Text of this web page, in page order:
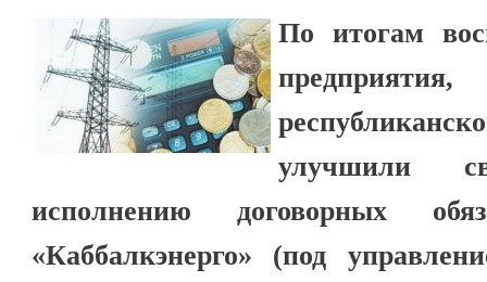
По итогам
улучшили
исполнению договорных
«Каббалкэнерго» (под